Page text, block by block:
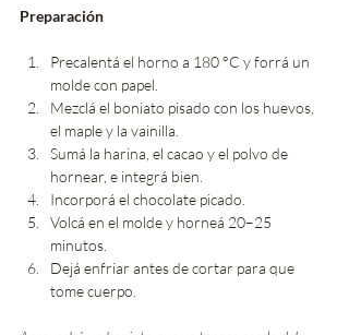
Preparación
Precalentá el horno a 180 °C y forrá un
molde con papel.
Mezclá el boniato pisado con los huevos,
el maple y la vainilla.
Sumá la harina, el cacao y el polvo de
hornear, e integrá bien.
Incorporá el chocolate picado.
Volcá en el molde y horneá 20–25
minutos.
Dejá enfriar antes de cortar para que
tome cuerpo.